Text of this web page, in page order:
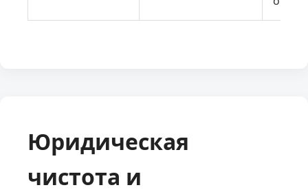
Юридическая
чистота и